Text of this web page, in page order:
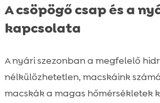
A csöpögő csap és a
kapcsolata
A nyári szezonban a megfelelő
nélkülözhetetlen, macskáink
macskák a magas hőmérsékletek